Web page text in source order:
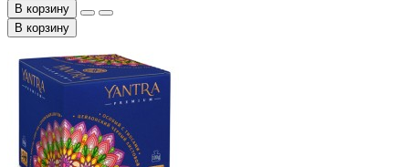
В корзину
В корзину